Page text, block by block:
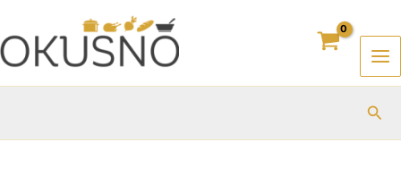
content